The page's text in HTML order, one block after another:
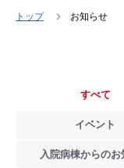
トップ お知らせ
すべて
イベント
入院病棟からのお